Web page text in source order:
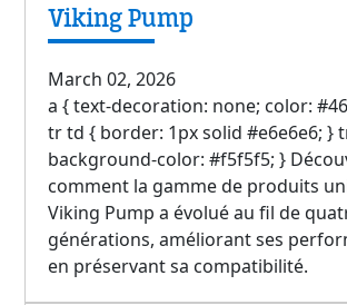
Viking Pump
March 02, 2026
a { text-decoration: none; color:
tr td { border: 1px solid #e6e6e6; }
background-color: #f5f5f5; }
comment la gamme de produits
Viking Pump a évolué au fil de
générations, améliorant ses
en préservant sa compatibilité.